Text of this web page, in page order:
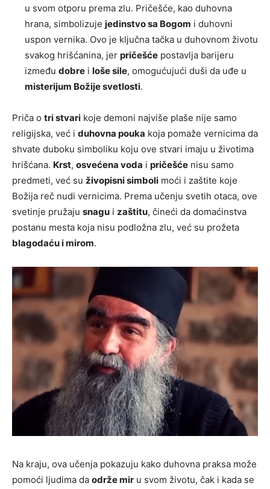
u svom otporu prema zlu. Pričešće, kao duhovna
hrana, simbolizuje jedinstvo sa Bogom i duhovni
uspon vernika. Ovo je ključna tačka u duhovnom životu
svakog hrišćanina, jer pričešće postavlja barijeru
između dobre i loše sile, omogućujući duši da uđe u
misterijum Božije svetlosti.
Priča o tri stvari koje demoni najviše plaše nije samo
religijska, već i duhovna pouka koja pomaže vernicima da
shvate duboku simboliku koju ove stvari imaju u životima
hrišćana. Krst, osvećena voda i pričešće nisu samo
predmeti, već su živopisni simboli moći i zaštite koje
Božija reč nudi vernicima. Prema učenju svetih otaca, ove
svetinje pružaju snagu i zaštitu, čineći da domaćinstva
postanu mesta koja nisu podložna zlu, već su prožeta
blagodaću i mirom.
Na kraju, ova učenja pokazuju kako duhovna praksa može
pomoći ljudima da održe mir u svom životu, čak i kada se